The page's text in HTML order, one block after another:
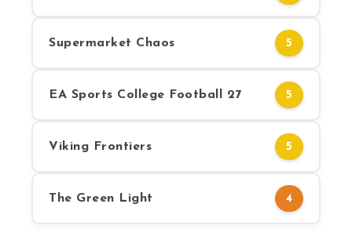
Supermarket Chaos 5
EA Sports College Football 27 5
Viking Frontiers 5
The Green Light 4